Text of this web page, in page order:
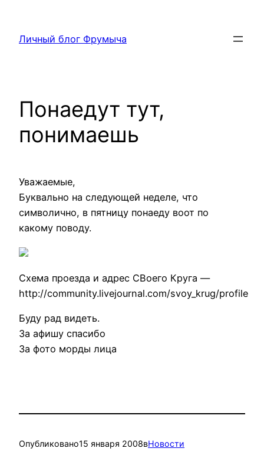
содержимому
Личный блог Фрумыча
Понаедут тут,
понимаешь
Уважаемые,
Буквально на следующей неделе, что
символично, в пятницу понаеду воот по
какому поводу.
Схема проезда и адрес СВоего Круга —
http://community.livejournal.com/svoy_krug/profile
Буду рад видеть.
За афишу спасибо
За фото морды лица
Опубликовано15 января 2008вНовости